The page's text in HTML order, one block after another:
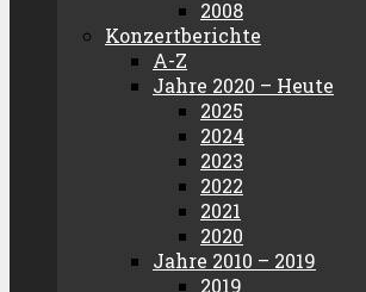
2008
Konzertberichte
A-Z
Jahre 2020 – Heute
2025
2024
2023
2022
2021
2020
Jahre 2010 – 2019
2019